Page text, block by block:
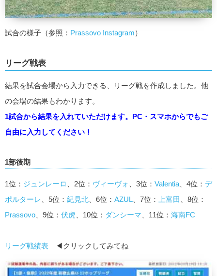
試合の様子（参照： Prassovo Instagram）
リーグ戦表
結果を試合会場から入力できる、リーグ戦を作成しました。他
の会場の結果もわかります。
1試合から結果を入れていただけます。PC・スマホからでもご
自由に入力してください！
1部後期
1位： ジュンレーロ 、2位： ヴィーヴォ 、3位： Valentia 、4位： デ
ポルターレ
、5位： 紀見北 、6位： AZUL 、7位： 上富田
、8位：
Prassovo 、9位： 伏虎 、10位： ダンシーマ 、11位： 海南FC
リーグ戦績表 ◀クリックしてみてね